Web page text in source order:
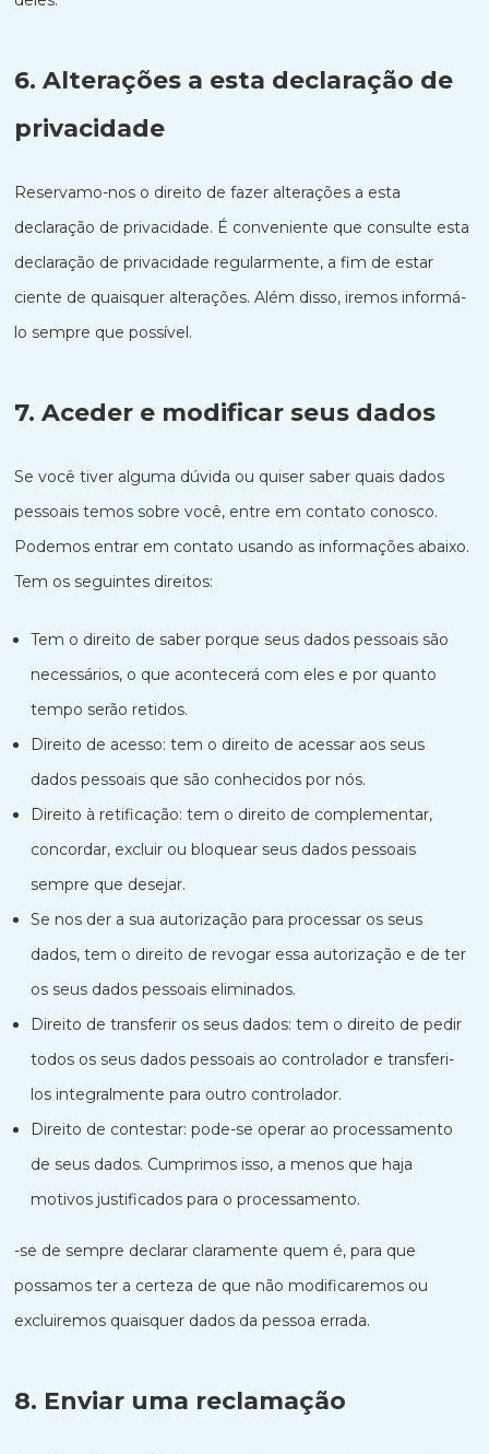
6. Alterações a esta declaração de
privacidade
Reservamo-nos o direito de fazer alterações a esta
declaração de privacidade. É conveniente que consulte esta
declaração de privacidade regularmente, a fim de estar
ciente de quaisquer alterações. Além disso, iremos informá-
lo sempre que possível.
7. Aceder e modificar seus dados
Se você tiver alguma dúvida ou quiser saber quais dados
pessoais temos sobre você, entre em contato conosco.
Podemos entrar em contato usando as informações abaixo.
Tem os seguintes direitos:
Tem o direito de saber porque seus dados pessoais são
necessários, o que acontecerá com eles e por quanto
tempo serão retidos.
Direito de acesso: tem o direito de acessar aos seus
dados pessoais que são conhecidos por nós.
Direito à retificação: tem o direito de complementar,
concordar, excluir ou bloquear seus dados pessoais
sempre que desejar.
Se nos der a sua autorização para processar os seus
dados, tem o direito de revogar essa autorização e de ter
os seus dados pessoais eliminados.
Direito de transferir os seus dados: tem o direito de pedir
todos os seus dados pessoais ao controlador e transferi-
los integralmente para outro controlador.
Direito de contestar: pode-se operar ao processamento
de seus dados. Cumprimos isso, a menos que haja
motivos justificados para o processamento.
-se de sempre declarar claramente quem é, para que
possamos ter a certeza de que não modificaremos ou
excluiremos quaisquer dados da pessoa errada.
8. Enviar uma reclamação